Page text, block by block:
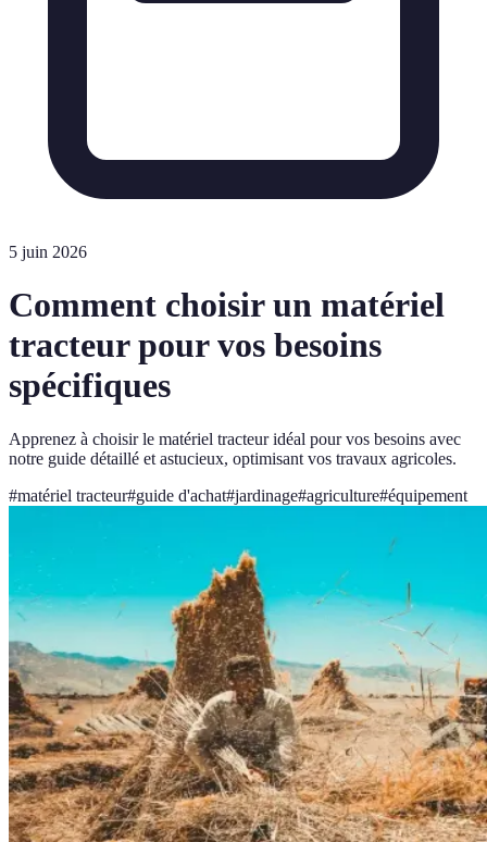
5 juin 2026
Comment choisir un matériel
tracteur pour vos besoins
spécifiques
Apprenez à choisir le matériel tracteur idéal pour vos besoins avec
notre guide détaillé et astucieux, optimisant vos travaux agricoles.
#matériel tracteur#guide d'achat#jardinage#agriculture#équipement